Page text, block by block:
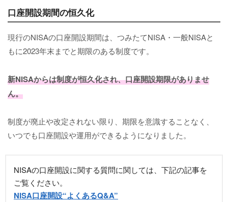
口座開設期間の恒久化
現行のNISAの口座開設期間は、つみたてNISA・一般NISAと
もに2023年末までと期限のある制度です。
新NISAからは制度が恒久化され、口座開設期限がありませ
ん。
制度が廃止や改定されない限り、期限を意識することなく、
いつでも口座開設や運用ができるようになりました。
NISAの口座開設に関する質問に関しては、下記の記事を
ご覧ください。
NISA口座開設“よくあるQ&A”